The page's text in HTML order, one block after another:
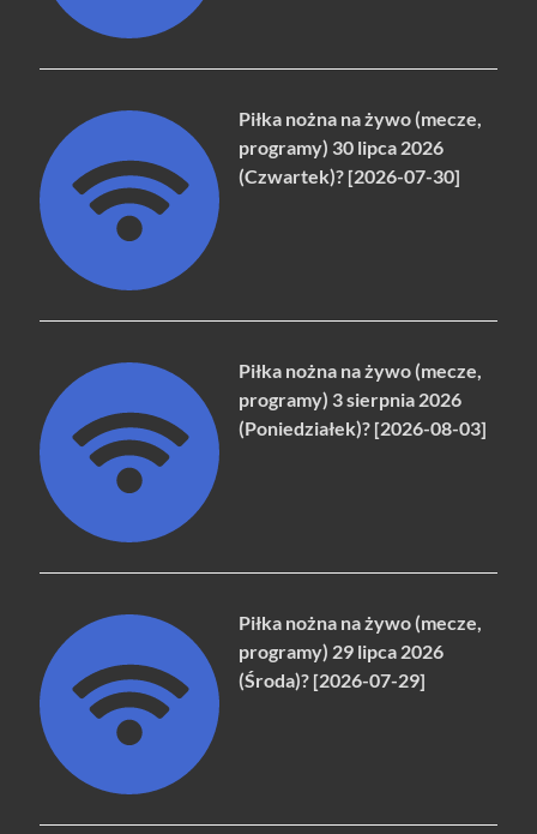
Piłka nożna na żywo (mecze,
programy) 30 lipca 2026
(Czwartek)? [2026-07-30]
Piłka nożna na żywo (mecze,
programy) 3 sierpnia 2026
(Poniedziałek)? [2026-08-03]
Piłka nożna na żywo (mecze,
programy) 29 lipca 2026
(Środa)? [2026-07-29]